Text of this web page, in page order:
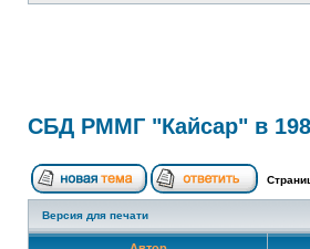
СБД РММГ "Кайсар" в
Версия для печати